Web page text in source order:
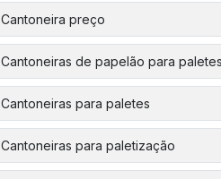
Cantoneira preço
Cantoneiras de papelão para paletes
Cantoneiras para paletes
Cantoneiras para paletização